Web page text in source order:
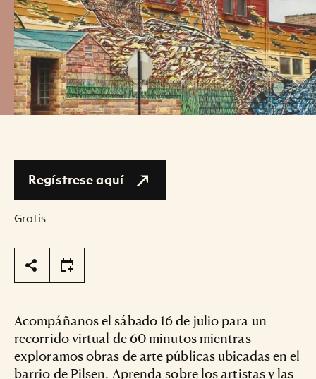
Regístrese aquí
Gratis
Page Tools
Acompáñanos el sábado 16 de julio para un
recorrido virtual de 60 minutos mientras
exploramos obras de arte públicas ubicadas en el
barrio de Pilsen. Aprenda sobre los artistas y las